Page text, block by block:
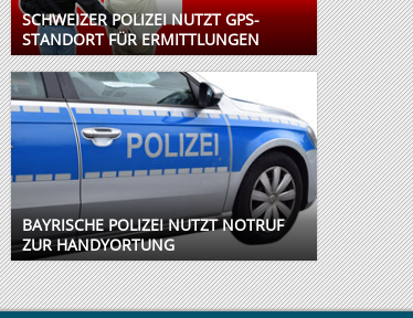
SCHWEIZER POLIZEI NUTZT GPS-
STANDORT FÜR ERMITTLUNGEN
BAYRISCHE POLIZEI NUTZT NOTRUF
ZUR HANDYORTUNG